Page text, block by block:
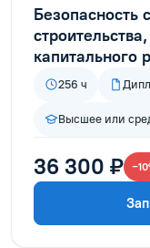
Безопасность
капитального
256 ч
Высшее или
36 300 ₽